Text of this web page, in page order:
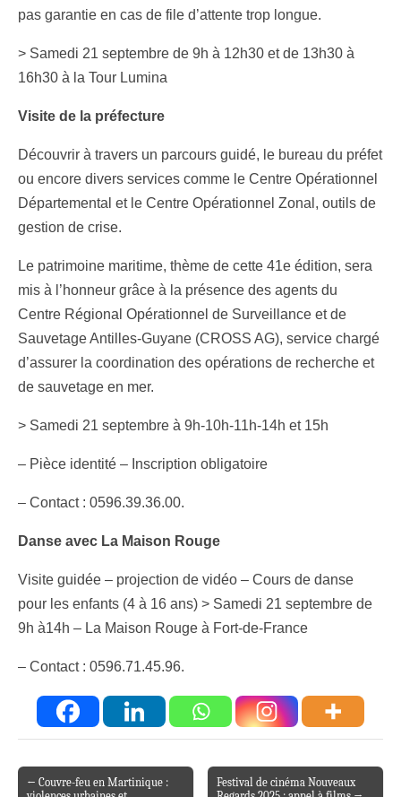
pas garantie en cas de file d’attente trop longue.
> Samedi 21 septembre de 9h à 12h30 et de 13h30 à
16h30 à la Tour Lumina
Visite de la préfecture
Découvrir à travers un parcours guidé, le bureau du préfet
ou encore divers services comme le Centre Opérationnel
Départemental et le Centre Opérationnel Zonal, outils de
gestion de crise.
Le patrimoine maritime, thème de cette 41e édition, sera
mis à l’honneur grâce à la présence des agents du
Centre Régional Opérationnel de Surveillance et de
Sauvetage Antilles-Guyane (CROSS AG), service chargé
d’assurer la coordination des opérations de recherche et
de sauvetage en mer.
> Samedi 21 septembre à 9h-10h-11h-14h et 15h
– Pièce identité – Inscription obligatoire
– Contact : 0596.39.36.00.
Danse avec La Maison Rouge
Visite guidée – projection de vidéo – Cours de danse
pour les enfants (4 à 16 ans) > Samedi 21 septembre de
9h à14h – La Maison Rouge à Fort-de-France
– Contact : 0596.71.45.96.
← Couvre-feu en Martinique :
Festival de cinéma Nouveaux